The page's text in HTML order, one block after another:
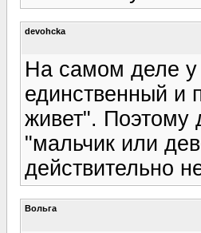
devohcka
На самом деле у
единственный и
живет". Поэтому
"мальчик или
действительно
Вольга